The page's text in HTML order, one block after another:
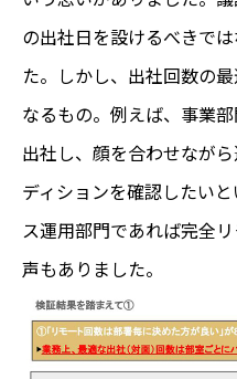
の出社日を設けるべきで
た。しかし、出社回数の
なるもの。例えば、事業
出社し、顔を合わせなが
ディションを確認したい
ス運用部門であれば完全
声もありました。